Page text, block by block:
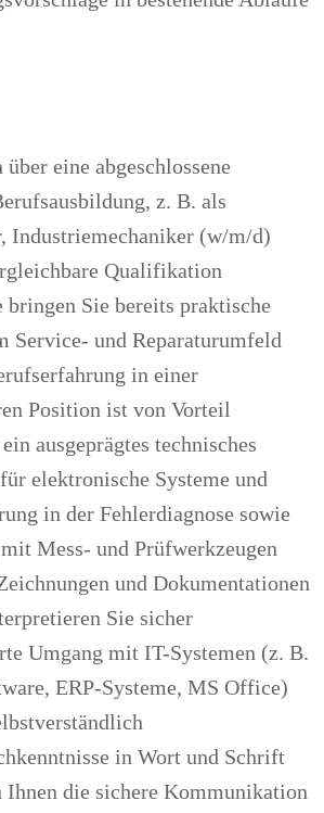
eine abgeschlossene
z. B. als
Industriemechaniker (w/m/d)
Qualifikation
bringen Sie bereits praktische
Service- und Reparaturumfeld
in einer
Position ist von Vorteil
ausgeprägtes technisches
elektronische Systeme und
in der Fehlerdiagnose sowie
Mess- und Prüfwerkzeugen
und Dokumentationen
Sie sicher
Umgang mit IT-Systemen (z. B.
ERP-Systeme, MS Office)
in Wort und Schrift
Ihnen die sichere Kommunikation